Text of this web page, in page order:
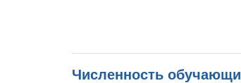
Численность